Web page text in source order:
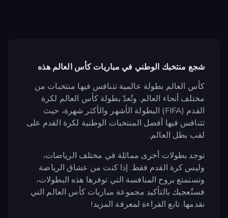
شجع منتخبك الوطني في مباريات كأس العالم هذه
كأس العالم بطولة عالمية تتنافس فيها منتخبات من
مختلف أنحاء العالم. وتُعدّ بطولة كأس العالم لكرة
القدم (FIFA) البطولة الأشهر والأكثر شهرة، حيث
تتنافس فيها أفضل المنتخبات الوطنية لكرة القدم على
لقب بطل العالم.
توجد بطولات أخرى مماثلة في مختلف الرياضات،
وليس كرة القدم فقط. إذا كنت من عشاق الرياضة
وتستمتع بروح المنافسة التي توفرها هذه البطولات،
فستُعجبك بالتأكيد مجموعة مباريات كأس العالم التي
نقدمها. تابع القراءة لمعرفة المزيد!